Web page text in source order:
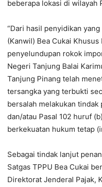
beberapa lokasi di wilayah
“Dari hasil penyidikan
(Kanwil) Bea Cukai
penyelundupan rokok
Negeri Tanjung Balai
Tanjung Pinang telah
tersangka yang terbukti
bersalah melakukan tindak
dan/atau Pasal 102 huruf
berkekuatan hukum tetap
Sebagai tindak lanjut
Satgas TPPU Bea Cukai
Direktorat Jenderal Pajak,